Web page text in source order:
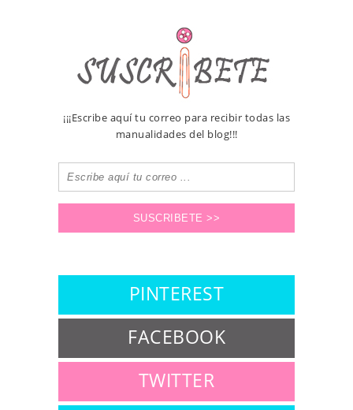
¡¡¡Escribe aquí tu correo para recibir todas las
manualidades del blog!!!
PINTEREST
FACEBOOK
TWITTER